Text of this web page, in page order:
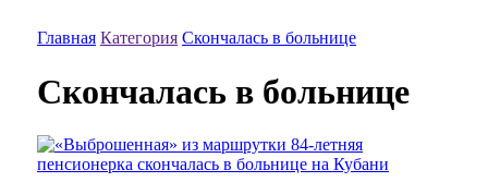
Главная Категория Скончалась в больнице
Скончалась в больнице